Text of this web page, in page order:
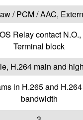
/ PCM / AAC,
Relay contact
Terminal block
H.264 main and
in H.265 and
bandwidth